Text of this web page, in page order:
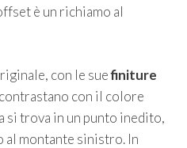
è un richiamo al
con le suefiniture
con il colore
trova in un punto inedito,
montante sinistro. In